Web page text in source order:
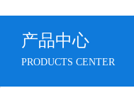
产品中心
PRODUCTS CENTER